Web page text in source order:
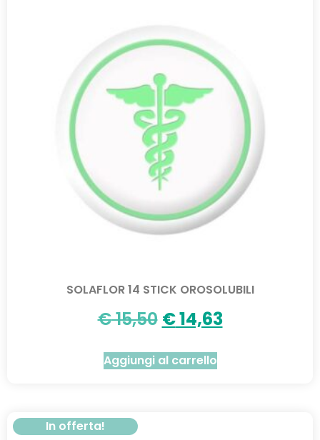
SOLAFLOR 14 STICK OROSOLUBILI
€15,50 €14,63
Aggiungi al carrello
In offerta!